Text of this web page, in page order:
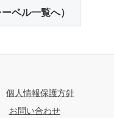
ベル一覧へ）
個人情報保護方針
お問い合わせ